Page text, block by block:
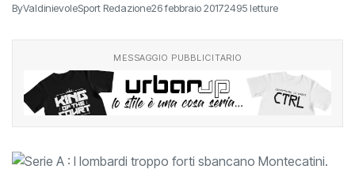
ByValdinievoleSport Redazione26 febbraio 20172495 letture
MESSAGGIO PUBBLICITARIO